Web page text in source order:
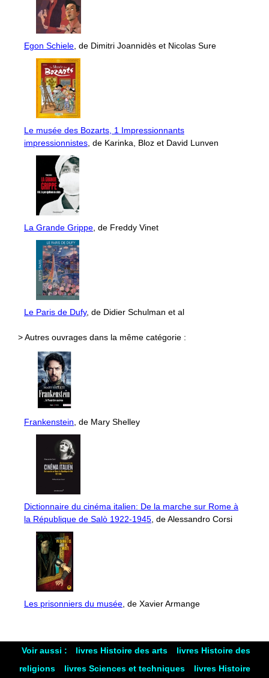
Egon Schiele, de Dimitri Joannidès et Nicolas Sure
Le musée des Bozarts, 1 Impressionnants
impressionnistes, de Karinka, Bloz et David Lunven
La Grande Grippe, de Freddy Vinet
Le Paris de Dufy, de Didier Schulman et al
> Autres ouvrages dans la même catégorie :
Frankenstein, de Mary Shelley
Dictionnaire du cinéma italien: De la marche sur Rome à
la République de Salò 1922-1945, de Alessandro Corsi
Les prisonniers du musée, de Xavier Armange
Voir aussi : livres Histoire des arts
livres Histoire des
religions
livres Sciences et techniques livres Histoire